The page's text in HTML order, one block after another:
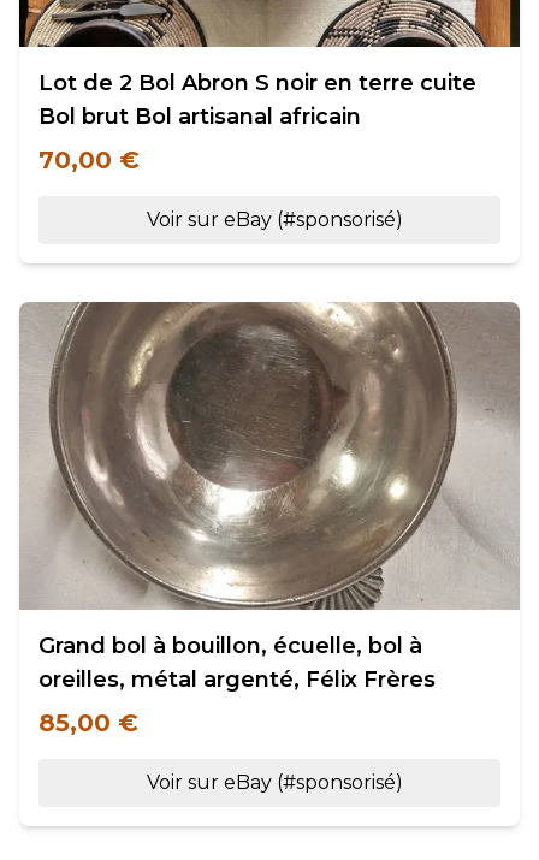
Lot de 2 Bol Abron S noir en terre cuite
Bol brut Bol artisanal africain
70,00 €
Voir sur eBay (#sponsorisé)
Grand bol à bouillon, écuelle, bol à
oreilles, métal argenté, Félix Frères
85,00 €
Voir sur eBay (#sponsorisé)